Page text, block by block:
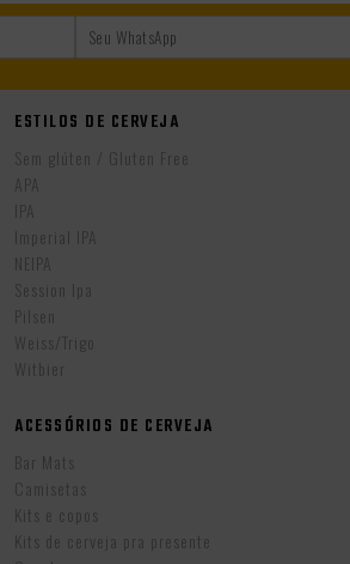
ESTILOS DE CERVEJA
Sem glúten / Gluten Free
APA
IPA
Imperial IPA
NEIPA
Session Ipa
Pilsen
Weiss/Trigo
Witbier
ACESSÓRIOS DE CERVEJA
Bar Mats
Camisetas
Kits e copos
Kits de cerveja pra presente